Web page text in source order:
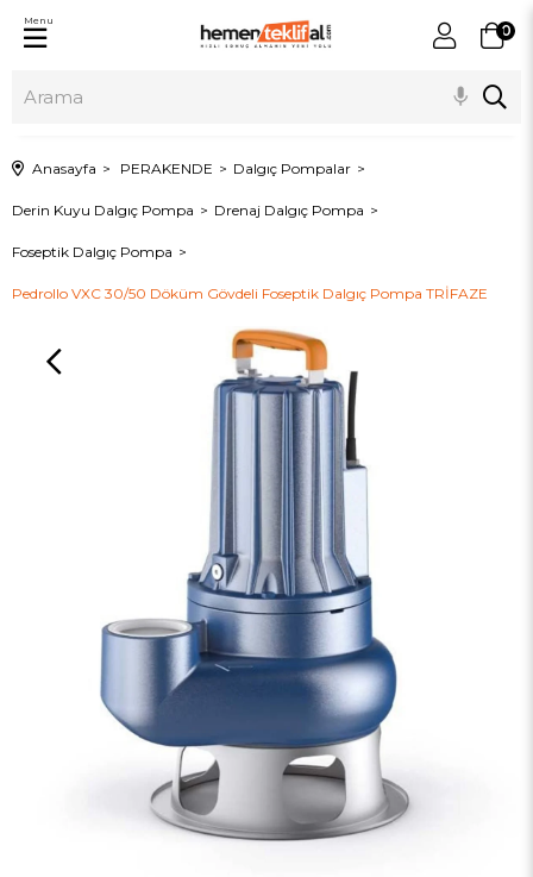
0
Menu
Anasayfa PERAKENDE Dalgıç Pompalar
Derin Kuyu Dalgıç Pompa Drenaj Dalgıç Pompa
Foseptik Dalgıç Pompa
Pedrollo VXC 30/50 Döküm Gövdeli Foseptik Dalgıç Pompa TRİFAZE